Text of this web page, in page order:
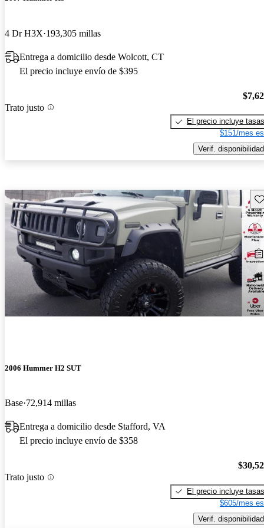
4 Dr H3X 193,305 millas
Entrega a domicilio desde Wolcott, CT
El precio incluye envío de $395
Trato justo
El precio incluye tasas
$151/mes
Verif. disponibilidad
2006 Hummer H2 SUT
Base 72,914 millas
Entrega a domicilio desde Stafford, VA
El precio incluye envío de $358
Trato justo
El precio incluye tasas
$605/mes
Verif. disponibilidad